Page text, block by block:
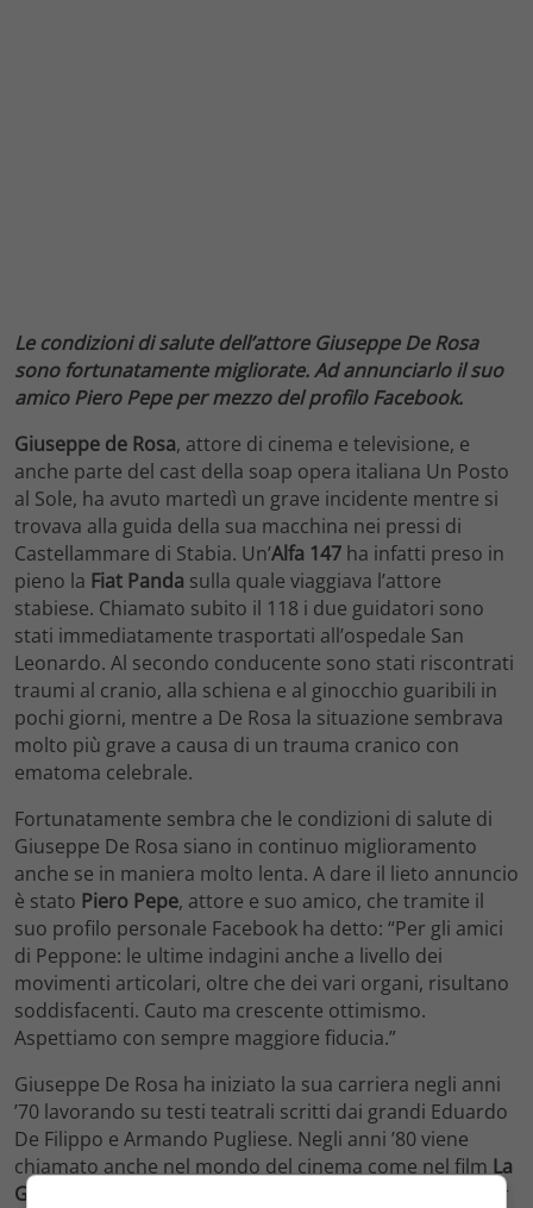
Le condizioni di salute dell’attore Giuseppe De Rosa
sono fortunatamente migliorate. Ad annunciarlo il suo
amico Piero Pepe per mezzo del profilo Facebook.
Giuseppe de Rosa, attore di cinema e televisione, e
anche parte del cast della soap opera italiana Un Posto
al Sole, ha avuto martedì un grave incidente mentre si
trovava alla guida della sua macchina nei pressi di
Castellammare di Stabia. Un’Alfa 147 ha infatti preso in
pieno la Fiat Panda sulla quale viaggiava l’attore
stabiese. Chiamato subito il 118 i due guidatori sono
stati immediatamente trasportati all’ospedale San
Leonardo. Al secondo conducente sono stati riscontrati
traumi al cranio, alla schiena e al ginocchio guaribili in
pochi giorni, mentre a De Rosa la situazione sembrava
molto più grave a causa di un trauma cranico con
ematoma celebrale.
Fortunatamente sembra che le condizioni di salute di
Giuseppe De Rosa siano in continuo miglioramento
anche se in maniera molto lenta. A dare il lieto annuncio
è stato Piero Pepe, attore e suo amico, che tramite il
suo profilo personale Facebook ha detto: “Per gli amici
di Peppone: le ultime indagini anche a livello dei
movimenti articolari, oltre che dei vari organi, risultano
soddisfacenti. Cauto ma crescente ottimismo.
Aspettiamo con sempre maggiore fiducia.”
Giuseppe De Rosa ha iniziato la sua carriera negli anni
’70 lavorando su testi teatrali scritti dai grandi Eduardo
De Filippo e Armando Pugliese. Negli anni ’80 viene
chiamato anche nel mondo del cinema come nel film La
Gatta da Pelare
per